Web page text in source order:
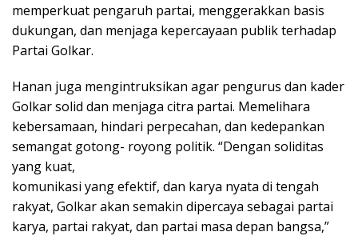
memperkuat pengaruh partai, menggerakkan basis
dukungan, dan menjaga kepercayaan publik terhadap
Partai Golkar.
Hanan juga mengintruksikan agar pengurus dan kader
Golkar solid dan menjaga citra partai. Memelihara
kebersamaan, hindari perpecahan, dan kedepankan
semangat gotong- royong politik. “Dengan soliditas
yang kuat,
komunikasi yang efektif, dan karya nyata di tengah
rakyat, Golkar akan semakin dipercaya sebagai partai
karya, partai rakyat, dan partai masa depan bangsa,”